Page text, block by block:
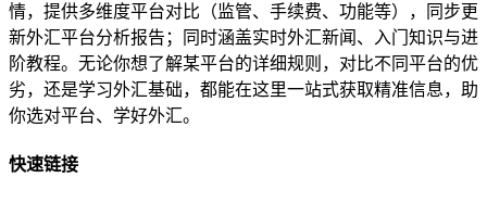
情，提供多维度平台对比（监管、手续费、功能等），同步更
新外汇平台分析报告；同时涵盖实时外汇新闻、入门知识与进
阶教程。无论你想了解某平台的详细规则，对比不同平台的优
劣，还是学习外汇基础，都能在这里一站式获取精准信息，助
你选对平台、学好外汇。
快速链接